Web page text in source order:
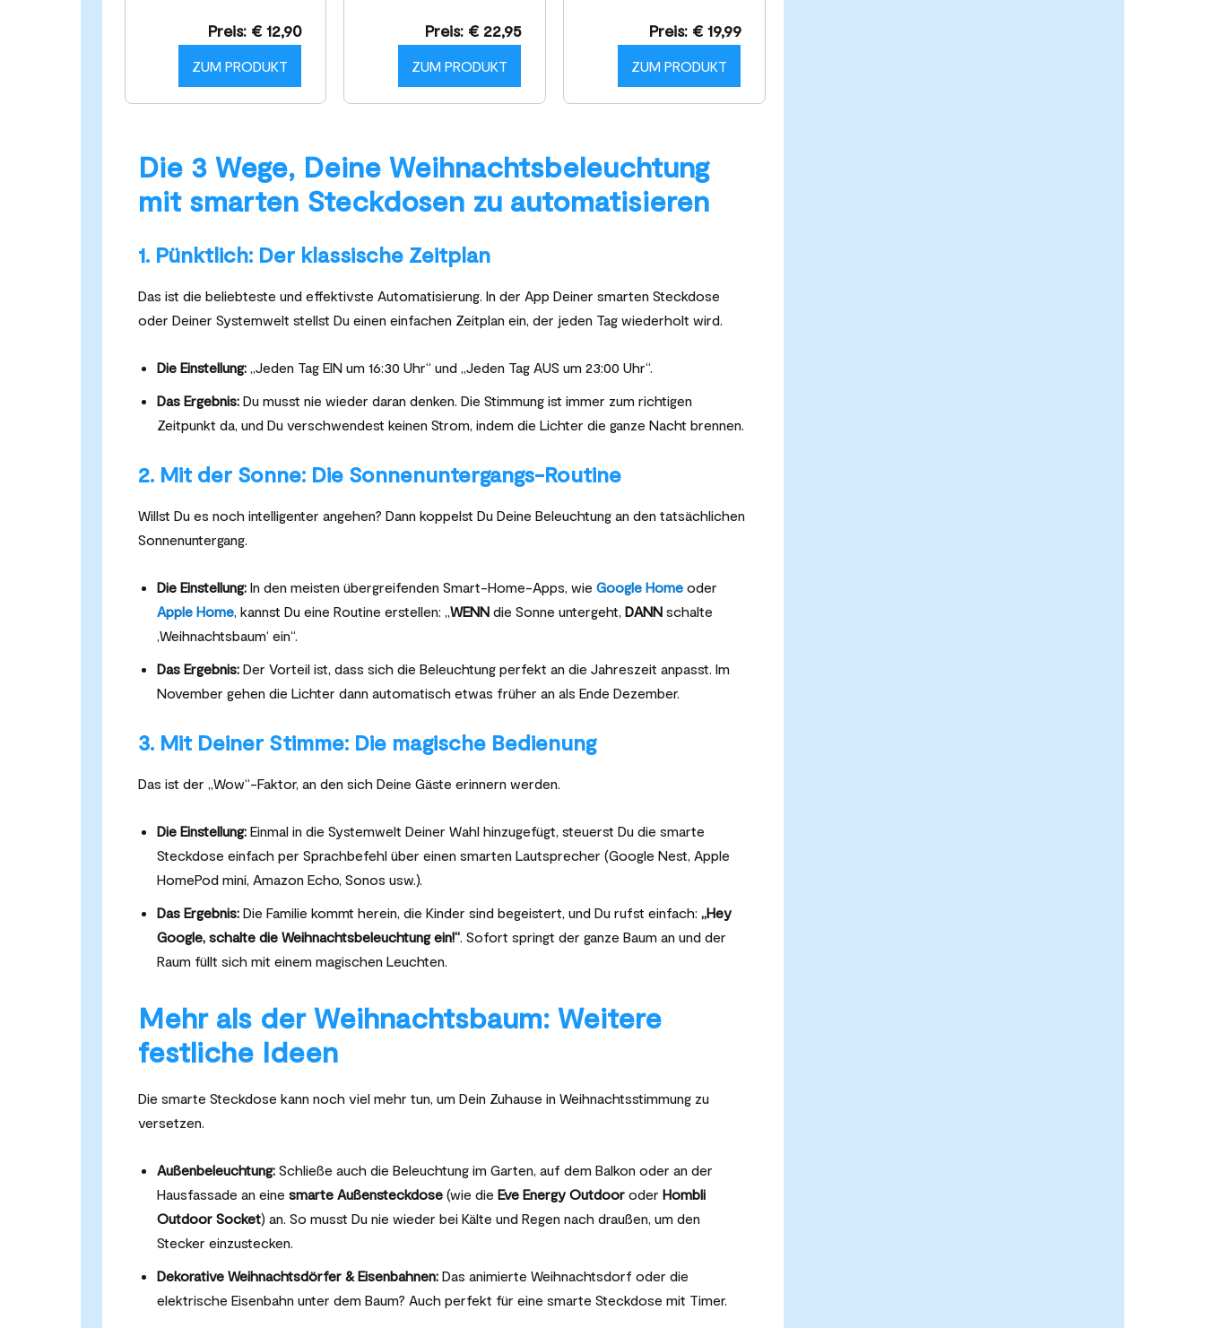
Preis: € 12,90
ZUM PRODUKT
Preis: € 22,95
ZUM PRODUKT
Preis: € 19,99
ZUM PRODUKT
Die 3 Wege, Deine Weihnachtsbeleuchtung
mit smarten Steckdosen zu automatisieren
1. Pünktlich: Der klassische Zeitplan
Das ist die beliebteste und effektivste Automatisierung. In der App Deiner smarten Steckdose
oder Deiner Systemwelt stellst Du einen einfachen Zeitplan ein, der jeden Tag wiederholt wird.
Die Einstellung: „Jeden Tag EIN um 16:30 Uhr“ und „Jeden Tag AUS um 23:00 Uhr“.
Das Ergebnis: Du musst nie wieder daran denken. Die Stimmung ist immer zum richtigen
Zeitpunkt da, und Du verschwendest keinen Strom, indem die Lichter die ganze Nacht brennen.
2. Mit der Sonne: Die Sonnenuntergangs-Routine
Willst Du es noch intelligenter angehen? Dann koppelst Du Deine Beleuchtung an den tatsächlichen
Sonnenuntergang.
Die Einstellung: In den meisten übergreifenden Smart-Home-Apps, wie Google Home oder
Apple Home , kannst Du eine Routine erstellen: „ WENN die Sonne untergeht, DANN schalte
‚Weihnachtsbaum‘ ein“.
Das Ergebnis: Der Vorteil ist, dass sich die Beleuchtung perfekt an die Jahreszeit anpasst. Im
November gehen die Lichter dann automatisch etwas früher an als Ende Dezember.
3. Mit Deiner Stimme: Die magische Bedienung
Das ist der „Wow“-Faktor, an den sich Deine Gäste erinnern werden.
Die Einstellung: Einmal in die Systemwelt Deiner Wahl hinzugefügt, steuerst Du die smarte
Steckdose einfach per Sprachbefehl über einen smarten Lautsprecher (Google Nest, Apple
HomePod mini, Amazon Echo, Sonos usw.).
Das Ergebnis: Die Familie kommt herein, die Kinder sind begeistert, und Du rufst einfach: „Hey
Google, schalte die Weihnachtsbeleuchtung ein!“ . Sofort springt der ganze Baum an und der
Raum füllt sich mit einem magischen Leuchten.
Mehr als der Weihnachtsbaum: Weitere
festliche Ideen
Die smarte Steckdose kann noch viel mehr tun, um Dein Zuhause in Weihnachtsstimmung zu
versetzen.
Außenbeleuchtung: Schließe auch die Beleuchtung im Garten, auf dem Balkon oder an der
Hausfassade an eine smarte Außensteckdose (wie die Eve Energy Outdoor oder Hombli
Outdoor Socket) an. So musst Du nie wieder bei Kälte und Regen nach draußen, um den
Stecker einzustecken.
Dekorative Weihnachtsdörfer & Eisenbahnen: Das animierte Weihnachtsdorf oder die
elektrische Eisenbahn unter dem Baum? Auch perfekt für eine smarte Steckdose mit Timer.